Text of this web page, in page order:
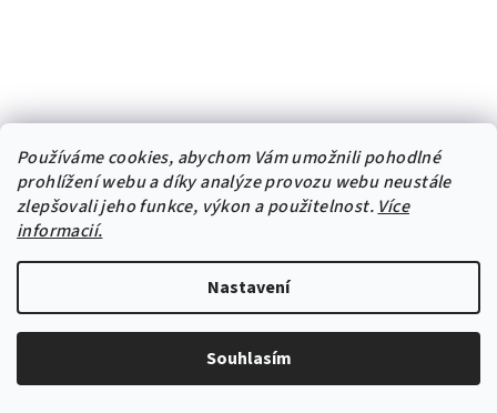
Používáme cookies, abychom Vám umožnili pohodlné
prohlížení webu a díky analýze provozu webu neustále
zlepšovali jeho funkce, výkon a použitelnost. Více
informacií.
Nastavení
Souhlasím
Textilní samolepka na zeď "Atlético Madrid"